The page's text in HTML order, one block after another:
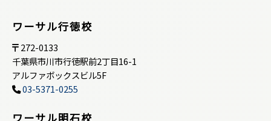
ワーサル行徳校
272-0133
千葉県市川市行徳駅前2丁目16-1
アルファボックスビル5F
03-5371-0255
ワーサル明石校